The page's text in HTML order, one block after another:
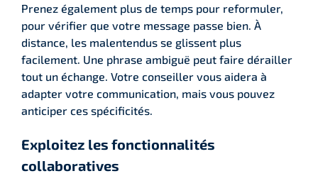
Prenez également plus de temps pour reformuler,
pour vérifier que votre message passe bien. À
distance, les malentendus se glissent plus
facilement. Une phrase ambiguë peut faire dérailler
tout un échange. Votre conseiller vous aidera à
adapter votre communication, mais vous pouvez
anticiper ces spécificités.
Exploitez les fonctionnalités
collaboratives